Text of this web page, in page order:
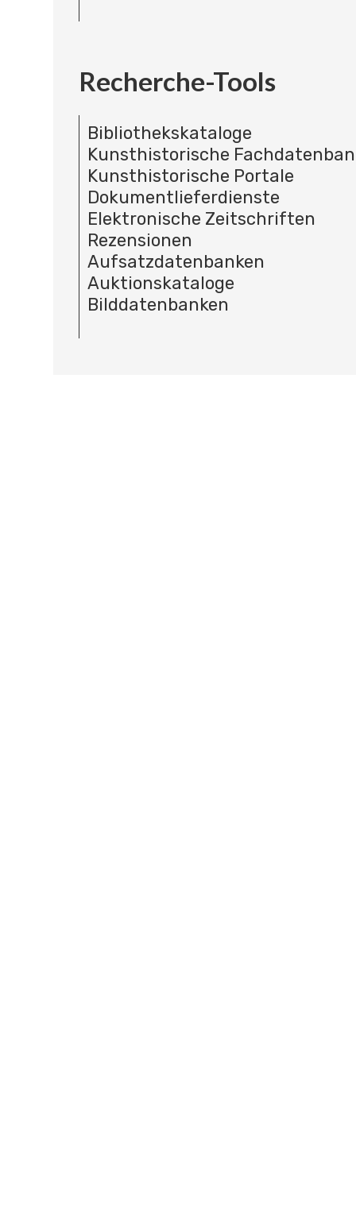
Recherche-Tools
Bibliothekskataloge
Kunsthistorische
Kunsthistorische Portale
Dokumentlieferdienste
Elektronische Zeitschriften
Rezensionen
Aufsatzdatenbanken
Auktionskataloge
Bilddatenbanken